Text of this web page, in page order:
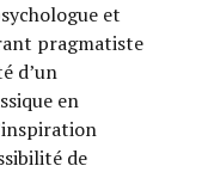
et
pragmatiste
d’un
en
de